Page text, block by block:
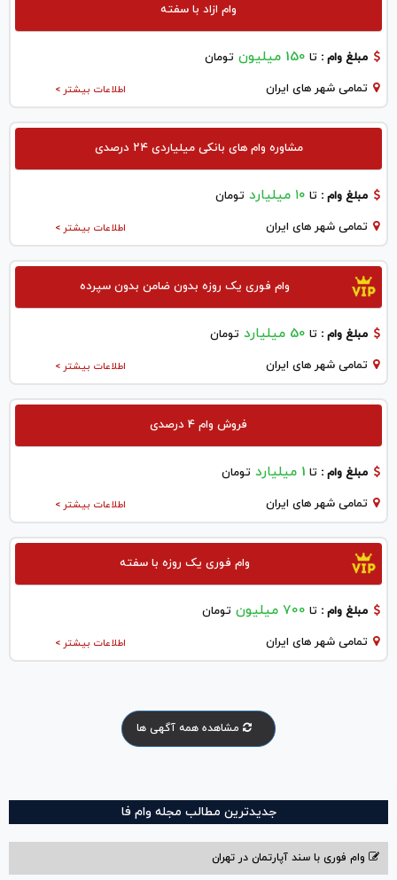
وام ازاد با سفته
مبلغ وام : تا 150 میلیون تومان
اطلاعات بیشتر > تمامی شهر های ایران
مشاوره وام های بانکی میلیاردی ۲۴ درصدی
مبلغ وام : تا ۱۰ میلیارد تومان
اطلاعات بیشتر > تمامی شهر های ایران
وام فوری یک روزه بدون ضامن بدون سپرده
مبلغ وام : تا 50 میلیارد تومان
اطلاعات بیشتر > تمامی شهر های ایران
فروش وام 4 درصدی
مبلغ وام : تا 1 میلیارد تومان
اطلاعات بیشتر > تمامی شهر های ایران
وام فوری یک روزه با سفته
مبلغ وام : تا 700 میلیون تومان
اطلاعات بیشتر > تمامی شهر های ایران
مشاهده همه آگهی ها
جدیدترین مطالب مجله وام فا
وام فوری با سند آپارتمان در تهران